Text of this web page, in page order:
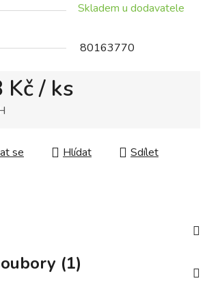
Skladem u dodavatele
80163770
Kč/ ks
se Hlídat Sdílet
(1)